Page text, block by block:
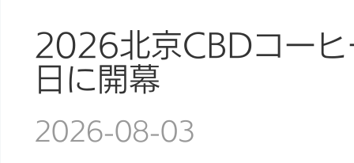
2026北京CBDコー
日に開幕
2026-08-03